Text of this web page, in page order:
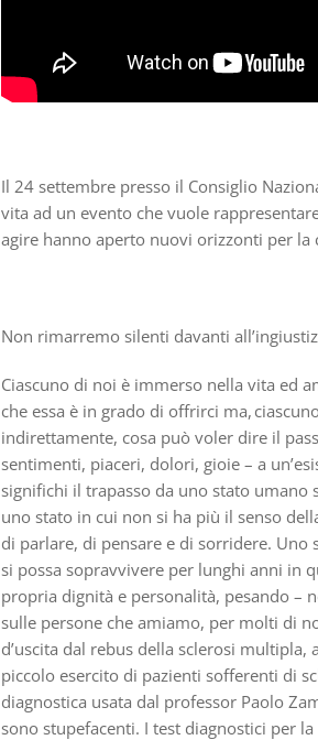
Il 24 settembre presso il Consiglio
vita ad un evento che vuole rappresen
agire hanno aperto nuovi orizzonti per
Non rimarremo silenti davanti all’
Ciascuno di noi è immerso nella vita ed
che essa è in grado di offrirci ma,
indirettamente, cosa può voler dire il
sentimenti, piaceri, dolori, gioie – a
significhi il trapasso da uno stato
uno stato in cui non si ha più il senso
di parlare, di pensare e di sorridere. Uno
si possa sopravvivere per lunghi anni in
propria dignità e personalità, pesando –
sulle persone che amiamo, per molti di
d’uscita dal rebus della sclerosi
piccolo esercito di pazienti sofferenti di
diagnostica usata dal professor Paolo
sono stupefacenti. I test diagnostici per